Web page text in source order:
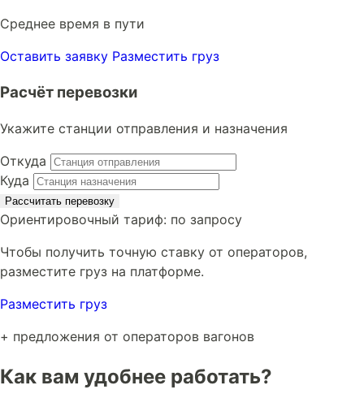
Среднее время в пути
Оставить заявку Разместить груз
Расчёт перевозки
Укажите станции отправления и назначения
Откуда
Куда
Рассчитать перевозку
Ориентировочный тариф: по запросу
Чтобы получить точную ставку от операторов,
разместите груз на платформе.
Разместить груз
+ предложения от операторов вагонов
Как вам удобнее работать?